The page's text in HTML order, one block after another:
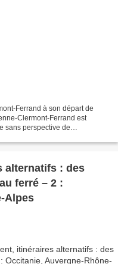
Ferrand à son départ de
Clermont-Ferrand est
sans perspective de
alternatifs : des
ferré – 2 :
Alpes